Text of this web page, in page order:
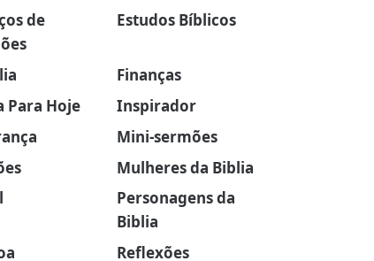
de
Estudos Bíblicos
Finanças
Para Hoje
Inspirador
Mini-sermões
Mulheres da Biblia
Personagens da
Biblia
Reflexões